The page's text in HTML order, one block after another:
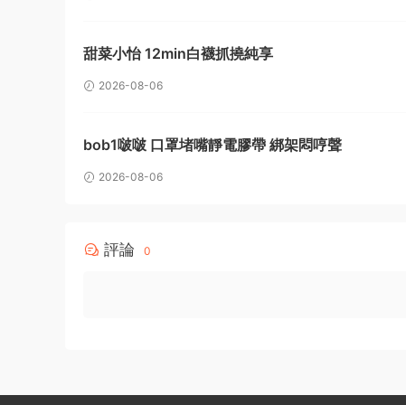
甜菜小怡 12min白襪抓撓純享
2026-08-06
bob1啵啵 口罩堵嘴靜電膠帶 綁架悶哼聲
2026-08-06
評論 0